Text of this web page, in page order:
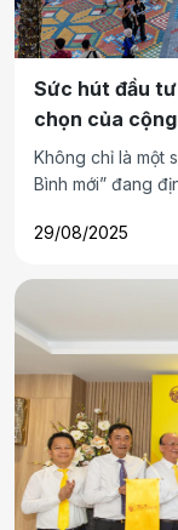
Sức hút đầu
chọn của
Không chỉ là một
Bình mới” đang
cam kết dòng
29/08/2025